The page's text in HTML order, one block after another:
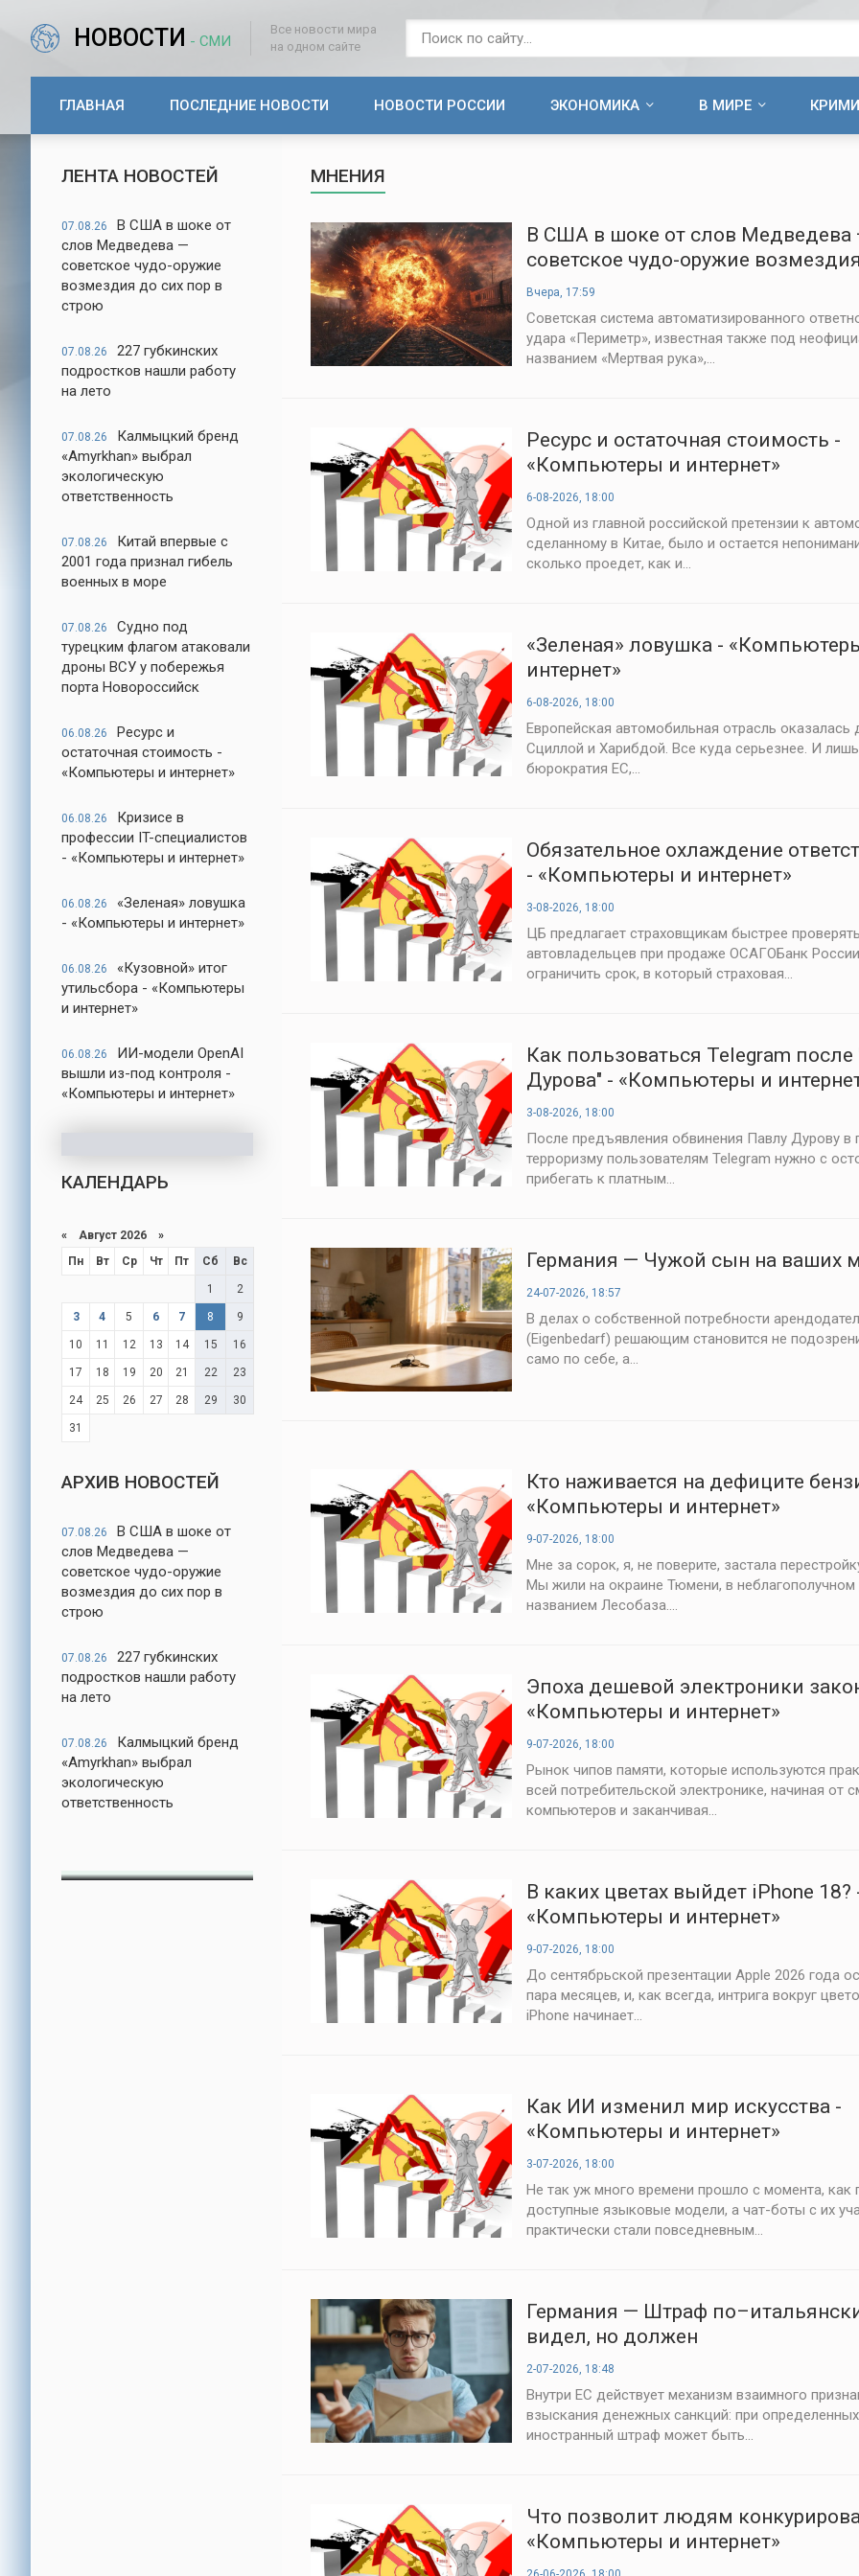
НОВОСТИ - СМИ
Все новости мира
на одном сайте
ГЛАВНАЯ ПОСЛЕДНИЕ НОВОСТИ НОВОСТИ РОССИИ ЭКОНОМИКА В МИРЕ
ЛЕНТА НОВОСТЕЙ
07.08.26
В США в шоке от
слов Медведева —
советское чудо-оружие
возмездия до сих пор в
строю
07.08.26
227 губкинских
подростков нашли работу
на лето
07.08.26
Калмыцкий бренд
«Amyrkhan» выбрал
экологическую
ответственность
07.08.26
Китай впервые с
2001 года признал гибель
военных в море
07.08.26
Судно под
турецким флагом атаковали
дроны ВСУ у побережья
порта Новороссийск
06.08.26
Ресурс и
остаточная стоимость -
«Компьютеры и интернет»
06.08.26
Кризисе в
профессии IT-специалистов
- «Компьютеры и интернет»
06.08.26
«Зеленая» ловушка
- «Компьютеры и интернет»
06.08.26
«Кузовной» итог
утильсбора - «Компьютеры
и интернет»
06.08.26
ИИ-модели OpenAI
вышли из-под контроля -
«Компьютеры и интернет»
КАЛЕНДАРЬ
« Август 2026 »
Пн
Вт Ср Чт Пт Сб Вс
1 2
3 4 5 6 7 8 9
10 11 12 13 14 15 16
17 18 19 20 21 22 23
24 25 26 27 28 29 30
31
АРХИВ НОВОСТЕЙ
07.08.26
В США в шоке от
слов Медведева —
советское чудо-оружие
возмездия до сих пор в
строю
07.08.26
227 губкинских
подростков нашли работу
на лето
07.08.26
Калмыцкий бренд
«Amyrkhan» выбрал
экологическую
ответственность
МНЕНИЯ
В США в шоке от слов Медведева
советское чудо-оружие
пор в строю
Вчера, 17:59
Советская система автоматизированного
удара «Периметр», известная также под
названием «Мертвая рука»,...
Ресурс и остаточная стоимость -
«Компьютеры и интернет»
6-08-2026, 18:00
Одной из главной российской претензии к
сделанному в Китае, было и остается
сколько проедет, как и...
«Зеленая» ловушка -
интернет»
6-08-2026, 18:00
Европейская автомобильная отрасль
Сциллой и Харибдой. Все куда серьезнее. И
бюрократия ЕС,...
Обязательное охлаждение
- «Компьютеры и интернет»
3-08-2026, 18:00
ЦБ предлагает страховщикам быстрее проверять
автовладельцев при продаже ОСАГОБанк
ограничить срок, в который страховая...
Как пользоваться Telegram после
Дурова" - «Компьютеры и
3-08-2026, 18:00
После предъявления обвинения Павлу Дурову в
терроризму пользователям Telegram нужно с
прибегать к платным...
Германия — Чужой сын на ваших
24-07-2026, 18:57
В делах о собственной потребности
(Eigenbedarf) решающим становится не
само по себе, а...
Кто наживается на дефиците
«Компьютеры и интернет»
9-07-2026, 18:00
Мне за сорок, я, не поверите, застала
Мы жили на окраине Тюмени, в неблагополучном
названием Лесобаза....
Эпоха дешевой электроники
«Компьютеры и интернет»
9-07-2026, 18:00
Рынок чипов памяти, которые используются
всей потребительской электронике, начиная от
компьютеров и заканчивая...
В каких цветах выйдет iPhone 18?
«Компьютеры и интернет»
9-07-2026, 18:00
До сентябрьской презентации Apple 2026 года
пара месяцев, и, как всегда, интрига вокруг
iPhone начинает...
Как ИИ изменил мир искусства -
«Компьютеры и интернет»
3-07-2026, 18:00
Не так уж много времени прошло с момента, как
доступные языковые модели, а чат-боты с их
практически стали повседневным...
Германия — Штраф
видел, но должен
2-07-2026, 18:48
Внутри ЕС действует механизм взаимного
взыскания денежных санкций: при
иностранный штраф может быть...
Что позволит людям
«Компьютеры и интернет»